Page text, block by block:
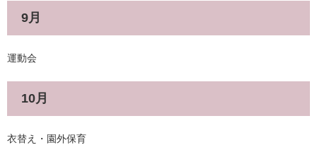
9月
運動会
10月
衣替え・園外保育